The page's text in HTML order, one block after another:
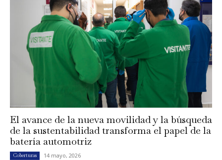
El avance de la nueva movilidad y la búsqueda
de la sustentabilidad transforma el papel de la
batería automotriz
Coberturas 14 mayo, 2026